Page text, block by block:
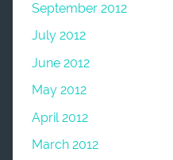
September 2012
July 2012
June 2012
May 2012
April 2012
March 2012